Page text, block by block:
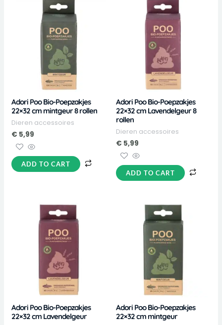
Adori Poo Bio-Poepzakjes
22×32 cm mintgeur 8 rollen
Dieren accessoires
€ 5,99
ADD TO CART
Adori Poo Bio-Poepzakjes
22×32 cm Lavendelgeur 8
rollen
Dieren accessoires
€ 5,99
ADD TO CART
Adori Poo Bio-Poepzakjes
22×32 cm Lavendelgeur
Adori Poo Bio-Poepzakjes
22×32 cm mintgeur